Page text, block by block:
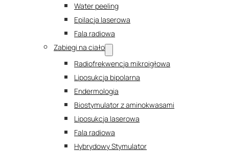
Water peeling
Epilacja laserowa
Fala radiowa
Zabiegi na ciało
Radiofrekwencja mikroigłowa
Liposukcja bipolarna
Endermologia
Biostymulator z aminokwasami
Liposukcja laserowa
Fala radiowa
Hybrydowy Stymulator